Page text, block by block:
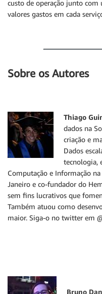
custo de operação junto
valores gastos em cada
Sobre os Autores
Thiago
dados na
criação e
Dados
tecnologia,
Computação e Informação
Janeiro e co-fundador do
sem fins lucrativos que
Também atuou como
maior. Siga-o no twitter em
Bruno